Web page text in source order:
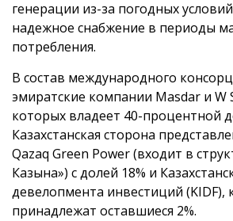
генерации из-за погодных
надежное снабжение в периоды
потребления.
В состав международного
эмиратские компании Masdar и W
которых владеет 40-процентной
Казахстанская сторона
Qazaq Green Power (входит в
Казына») с долей 18% и
девелопмента инвестиций (KIDF),
принадлежат оставшиеся 2%.